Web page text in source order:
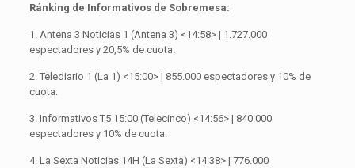
Ránking de Informativos de Sobremesa:
1. Antena 3 Noticias 1 (Antena 3) <14:58> | 1.727.000
espectadores y 20,5% de cuota.
2. Telediario 1 (La 1) <15:00> | 855.000 espectadores y 10% de
cuota.
3. Informativos T5 15:00 (Telecinco) <14:56> | 840.000
espectadores y 10% de cuota.
4. La Sexta Noticias 14H (La Sexta) <14:38> | 776.000